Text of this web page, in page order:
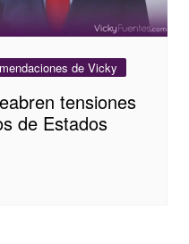
de Vicky
tensiones
de Estados